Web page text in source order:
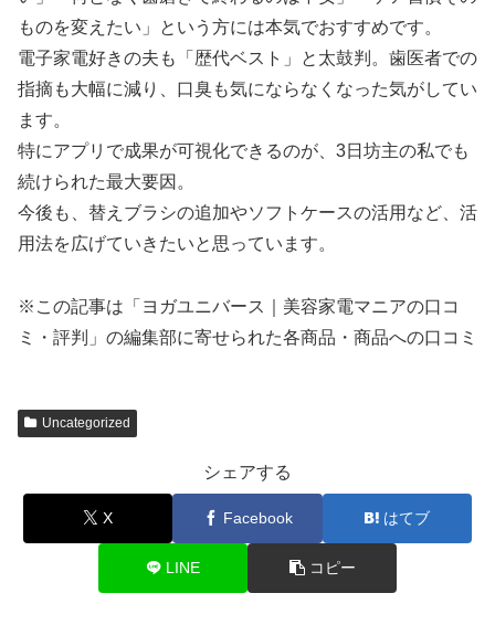
ものを変えたい」という方には本気でおすすめです。
電子家電好きの夫も「歴代ベスト」と太鼓判。歯医者での
指摘も大幅に減り、口臭も気にならなくなった気がしてい
ます。
特にアプリで成果が可視化できるのが、3日坊主の私でも
続けられた最大要因。
今後も、替えブラシの追加やソフトケースの活用など、活
用法を広げていきたいと思っています。
※この記事は「ヨガユニバース｜美容家電マニアの口コ
ミ・評判」の編集部に寄せられた各商品・商品への口コミ
Uncategorized
シェアする
X Facebook はてブ
LINE コピー